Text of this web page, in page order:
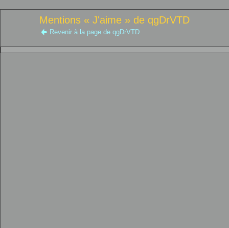
Mentions « J'aime » de qgDrVTD
Revenir à la page de qgDrVTD